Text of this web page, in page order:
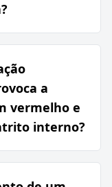
a
vermelho e
interno?